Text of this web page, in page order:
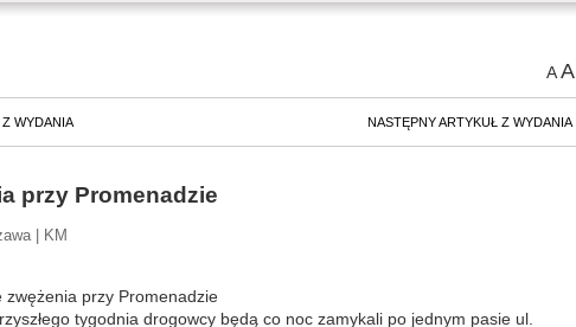
AA
WYDANIA NASTĘPNY ARTYKUŁ Z WYDANIA
przy Promenadzie
| KM
zwężenia przy Promenadzie
tygodnia drogowcy będą co noc zamykali po jednym pasie ul.